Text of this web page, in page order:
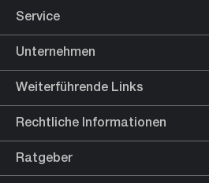
Service
Unternehmen
Weiterführende Links
Rechtliche Informationen
Ratgeber